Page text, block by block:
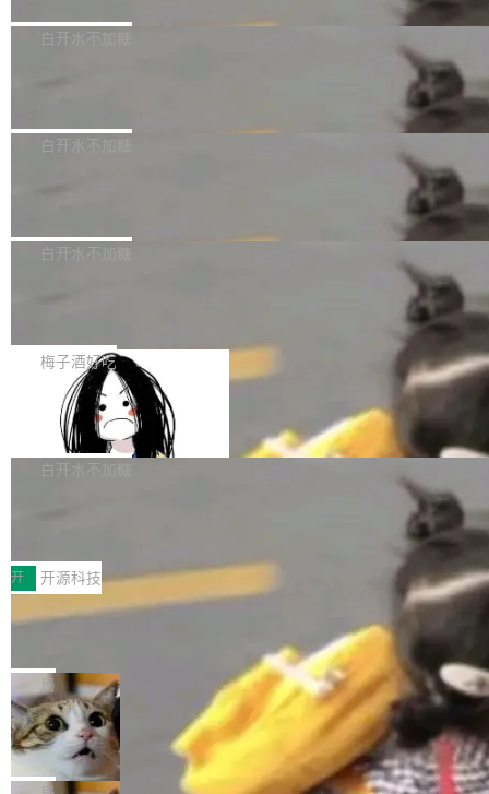
不得生成涉及安全性的关键变更，除非作者本身
36个月。 公告显示，本次宇树科技战略配售对
员工参与设立的专项资产管理计划。其中，Dee
获配9...
Bug fixes and enhancements 修复多次传递同
一个回归问题，该问题导致拉取镜像时会拒绝包
题，该问题可能导致在旧版 Linux 内核...
白开水不加糖
e 孵化器项目管理委员会（IPMC）投票中获得
P）！这一里程碑不仅标志着 Fluss 迈入新的发
白开水不加糖
长期停止内容更新，未能实现其作为“AI版维基百
提交的编辑请求也长期处于待处理状态。 Groki
pedia 于去年底上线，定位为由人工智能生成内
容的百科平台，被马斯克视为传统众包百科网站
维基百科的替代方案。Lawfare 调查发现，无论
热门页面还是低关注度页面，均未出现近期更
白开水不加糖
是这样的：配 MessageSource 的 Bean、写 R
eloadableResourceBundleMessageSource、
声明 LocaleResolver、注册 LocaleChangeInt
erceptor…五六步之后才能看到第一行翻译文
本。 Solon 换了个方式。整个 i18n 模块围绕三
梅子酒好吃
Apache Doris 4.1 全面增强 Iceberg：
支持 UPDATE、MERGE INTO 与 Iceb
erg V3
Apache Doris 4.1 要补齐的，正是缺失的那一
半。在已有查询能力的基础上，Doris 进一步支
常维护操作，并完整支持 Iceberg V3 格式。
白开水不加糖
村国家自主创新示范区会议中心开幕。本届大会
由中关村智联软件服务业质量创新联盟主办，以
“智构可信·质创未来——AI原生时代的质量新范
式”为主题，直面AI从实验室走向规模化产业落地
的核心质量命题。会上，《2026智能研发生产力
工具选型手册》发布，Testin云测的Testin XAge
nt智能测试系统入选AI测试领域代表产品。对CI
O而言，这提示了一个转变：AI测试正在从效率
工具升级为企业的质量基础设施。 CIO面对的新
开 开源科技
让非法状态不可表示：一篇关于 ADT
有一种东西，一旦用过就回不去了。Alex Fedos
eev 管它叫"软件设计的基石"。 他说的东西不新
鲜——代数数据类型（ADT），尤其是和类型
（sum type）。但他说清楚了一件事：这不是类
型系统的学术体操，是日常编码的思维方式。 文
章从一个简单的例子切入。一个网站的深色主题
局
Cloudflare 开源内部企业 AI 平台 Clou
dflare OS
Cloudflare 发布了一个开源项目 Cloudflare O
S。如果你只看官方博客，你会觉得这是又一